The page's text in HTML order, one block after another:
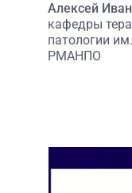
Алексей
кафедры
патологии
РМАНПО